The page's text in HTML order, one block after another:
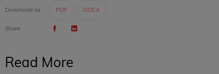
Download as PDF DOCX
Share
Read More